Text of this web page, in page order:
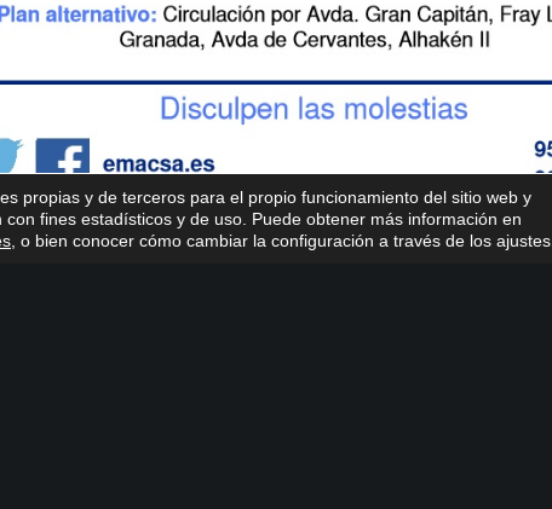
propias y de terceros para el propio funcionamiento del sitio web y
fines estadísticos y de uso. Puede obtener más información en
, o bien conocer cómo cambiar la configuración a través de los ajustes